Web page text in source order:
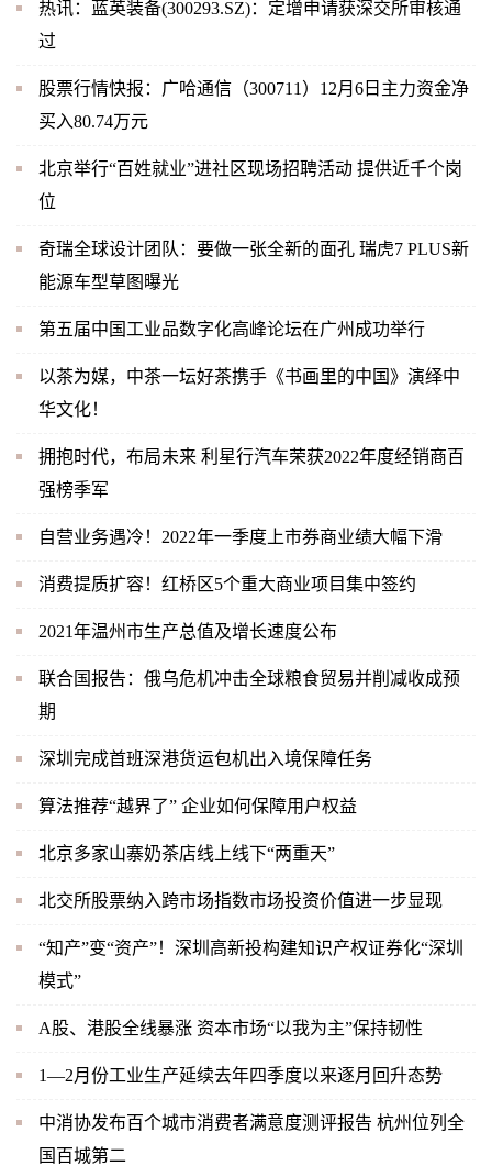
热讯：蓝英装备(300293.SZ)：定增申请获深交所审核通
过
股票行情快报：广哈通信（300711）12月6日主力资金净
买入80.74万元
北京举行“百姓就业”进社区现场招聘活动 提供近千个岗
位
奇瑞全球设计团队：要做一张全新的面孔 瑞虎7 PLUS新
能源车型草图曝光
第五届中国工业品数字化高峰论坛在广州成功举行
以茶为媒，中茶一坛好茶携手《书画里的中国》演绎中
华文化！
拥抱时代，布局未来 利星行汽车荣获2022年度经销商百
强榜季军
自营业务遇冷！2022年一季度上市券商业绩大幅下滑
消费提质扩容！红桥区5个重大商业项目集中签约
2021年温州市生产总值及增长速度公布
联合国报告：俄乌危机冲击全球粮食贸易并削减收成预
期
深圳完成首班深港货运包机出入境保障任务
算法推荐“越界了” 企业如何保障用户权益
北京多家山寨奶茶店线上线下“两重天”
北交所股票纳入跨市场指数市场投资价值进一步显现
“知产”变“资产”！深圳高新投构建知识产权证券化“深圳
模式”
A股、港股全线暴涨 资本市场“以我为主”保持韧性
1—2月份工业生产延续去年四季度以来逐月回升态势
中消协发布百个城市消费者满意度测评报告 杭州位列全
国百城第二